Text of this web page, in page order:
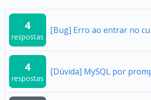
4
respostas
[Bug] Erro ao entrar no
4
respostas
[Dúvida] MySQL por